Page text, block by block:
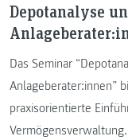
Depotanalyse
Das Seminar
Anlageberater:innen”
praxisorientierte
Vermögensverwaltung.